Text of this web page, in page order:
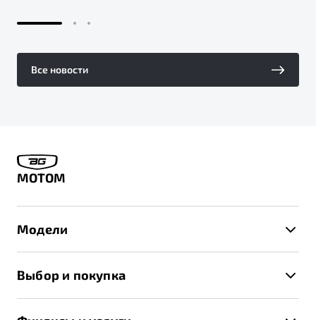
Все новости
МОТОМ
Модели
X70
Выбор и покупка